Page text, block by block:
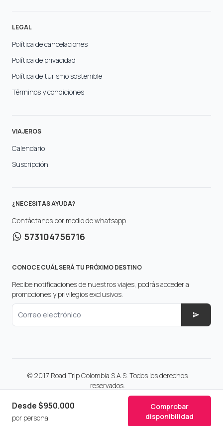
Desde$950.000
por persona
Comprobar
disponibilidad
LEGAL
Política de cancelaciones
Política de privacidad
Política de turismo sostenible
Términos y condiciones
VIAJEROS
Calendario
Suscripción
¿NECESITAS AYUDA?
Contáctanos por medio de whatsapp
573104756716
CONOCE CUÁL SERÁ TU PRÓXIMO DESTINO
Recibe notificaciones de nuestros viajes, podrás acceder a
promociones y privilegios exclusivos.
Correo electrónico
© 2017 Road Trip Colombia S.A.S. Todos los derechos
reservados.
in Colombia.